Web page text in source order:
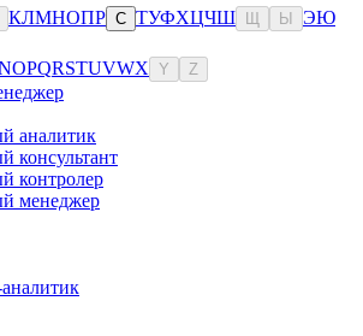
КЛМНОПР С ТУФХЦЧШ Ы ЭЮ
OPQRSTUVWX Y Z
аналитик
консультант
контролер
менеджер